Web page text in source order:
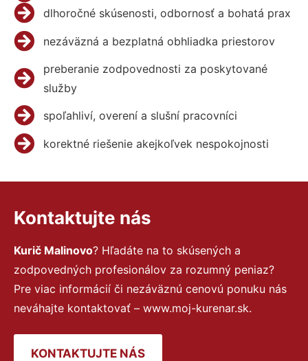
dlhoročné skúsenosti, odbornosť a bohatá prax
nezáväzná a bezplatná obhliadka priestorov
preberanie zodpovednosti za poskytované
služby
spoľahliví, overení a slušní pracovníci
korektné riešenie akejkoľvek nespokojnosti
Kontaktujte nás
Kurič Malinovo? Hľadáte na to skúsených a
zodpovedných profesionálov za rozumný peniaz?
Pre viac informácií či nezáväznú cenovú ponuku nás
neváhajte kontaktovať – www.moj-kurenar.sk.
KONTAKTUJTE NÁS